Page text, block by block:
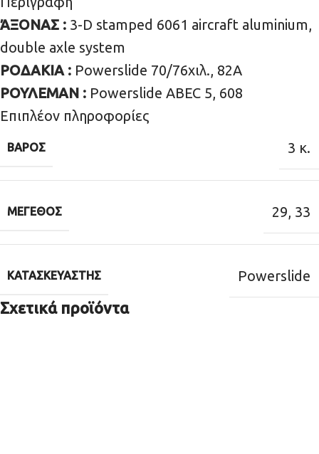
ΆΞΟΝΑΣ : 3-D stamped 6061 aircraft aluminium,
double axle system
ΡΟΔΑΚΙΑ : Powerslide 70/76χιλ., 82Α
ΡΟΥΛΕΜΑΝ : Powerslide ABEC 5, 608
Επιπλέον πληροφορίες
ΒΆΡΟΣ 3 κ.
ΜΈΓΕΘΟΣ 29, 33
ΚΑΤΑΣΚΕΥΑΣΤΉΣ Powerslide
Σχετικά προϊόντα